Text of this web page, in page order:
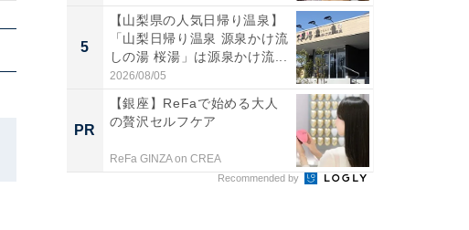
5
【山梨県の人気日帰り温泉】
「山梨日帰り温泉 源泉かけ流
しの湯 桜湯」は源泉かけ流...
2026/08/05
PR
【銀座】ReFaで始める大人
の贅沢セルフケア
ReFa GINZA on CREA
Recommended by